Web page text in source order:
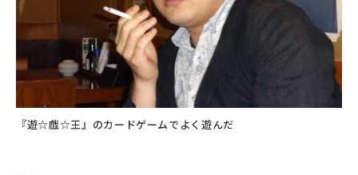
『遊☆戯☆王』のカードゲームでよく遊んだ